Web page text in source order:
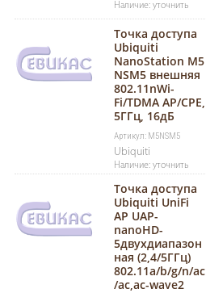
Наличие: уточнить
Точка доступа
Ubiquiti
NanoStation M5
NSM5 внешняя
802.11nWi-
Fi/TDMA AP/CPE,
5ГГц, 16дБ
Артикул: M5NSM5
Ubiquiti
Наличие: уточнить
Точка доступа
Ubiquiti UniFi
AP UAP-
nanoHD-
5двухдиапазон
ная (2,4/5ГГц)
802.11a/b/g/n/ac
/ac,ac-wave2